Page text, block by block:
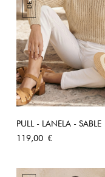
PULL - LANELA - SABLE
Prix
119,00 €